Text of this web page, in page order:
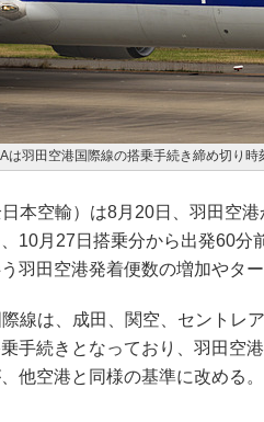
は羽田空港国際線の搭乗手続き締め切り
本空輸）は8月20日、羽田空
10月27日搭乗分から出発60分
羽田空港発着便数の増加やタ
線は、成田、関空、セントレ
手続きとなっており、羽田空
他空港と同様の基準に改める。